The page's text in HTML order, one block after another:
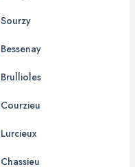
Sourzy
Bessenay
Brullioles
Courzieu
Lurcieux
Chassieu